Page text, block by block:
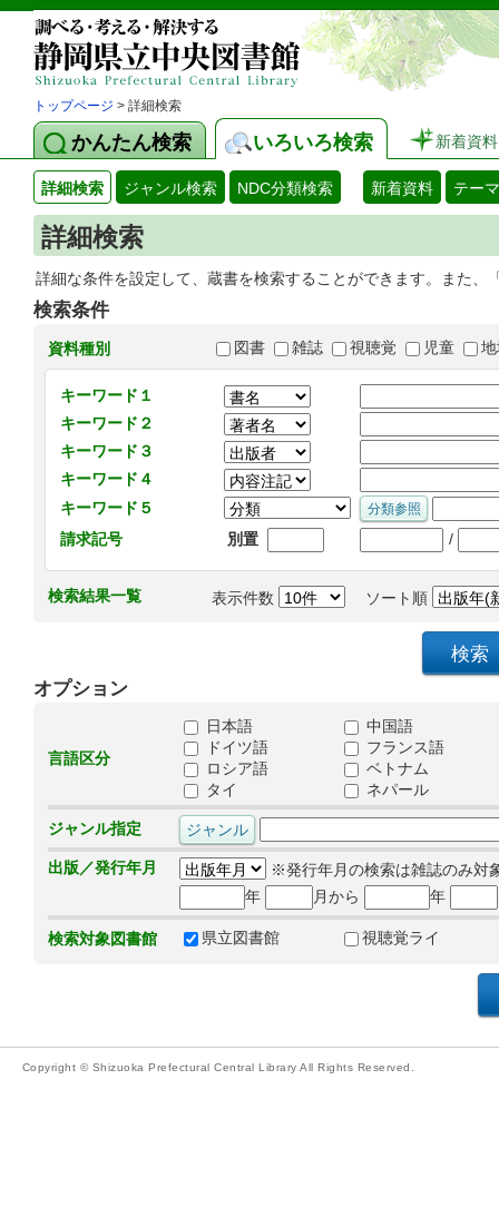
トップページ > 詳細検索
かんたん検索 いろいろ検索 新着資料
詳細検索 ジャンル検索 NDC分類検索 新着資料 テー
詳細検索
詳細な条件を設定して、蔵書を検索することができます。また
検索条件
資料種別 図書 雑誌 視聴覚 児童
キーワード１
キーワード２
キーワード３
キーワード４
キーワード５
請求記号
別置 /
検索結果一覧 表示件数 ソート順
オプション
言語区分
日本語
中国語
ドイツ語
フランス語
ロシア語
ベトナム
タイ
ネパール
ジャンル指定
出版／発行年月
※発行年月の検索は雑誌のみ対
年
月から 年
検索対象図書館 県立図書館 視聴覚ライ
Copyright © Shizuoka Prefectural Central Library All Rights Reserved.